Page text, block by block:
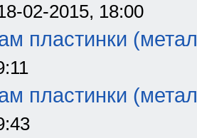
02-2015, 18:00
пластинки
пластинки